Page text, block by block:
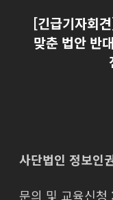
[긴급기자회
맞춘 법안 반
사단법인 정보인
문의 및 교육신